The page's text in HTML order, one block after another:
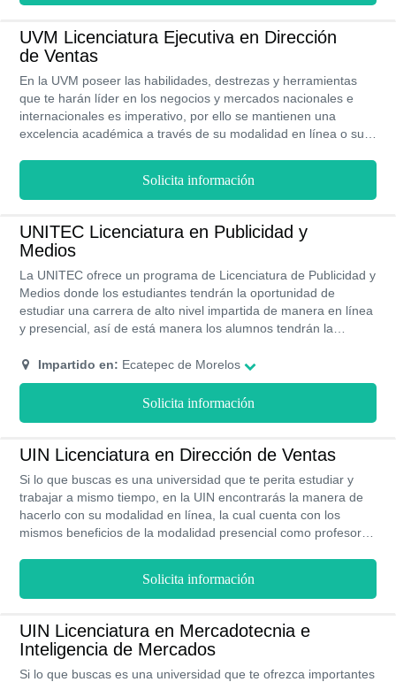
disfrutar de sus instalaciones y actividades a lo largo de la
UVM Licenciatura Ejecutiva en Dirección
de Ventas
En la UVM poseer las habilidades, destrezas y herramientas
que te harán líder en los negocios y mercados nacionales e
internacionales es imperativo, por ello se mantienen una
excelencia académica a través de su modalidad en línea o su
proporciona la universidad como biblioteca, cafetería y más
mientras que con la modalidad en línea, siendo factible estudiar
y trabajar en simultáneo gracias a sus horarios flexibles,
asesoría 24/7, plataformas y más, con tener una conexión a
internet, computadora o tablet estarás estudiando desde
cualquier lugar del país, ambas con una duración de 3 años
divididos en 9 cuatrimestres.
Solicita información
UNITEC Licenciatura en Publicidad y
Medios
La UNITEC ofrece un programa de Licenciatura de Publicidad y
Medios donde los estudiantes tendrán la oportunidad de
estudiar una carrera de alto nivel impartida de manera en línea
y presencial, así de está manera los alumnos tendrán la
Todos los programas de la UNITEC cuentan con RVOE y
validez de la SEP.
Impartido en: Ecatepec de Morelos
Solicita información
UIN Licenciatura en Dirección de Ventas
Si lo que buscas es una universidad que te perita estudiar y
trabajar a mismo tiempo, en la UIN encontrarás la manera de
hacerlo con su modalidad en línea, la cual cuenta con los
mismos beneficios de la modalidad presencial como profesores
este es el lugar para hacerlo y graduarte en tan solo tres años
con variadas opciones de titulación y a costos muy accesibles.
Solicita información
UIN Licenciatura en Mercadotecnia e
Inteligencia de Mercados
Si lo que buscas es una universidad que te ofrezca importantes